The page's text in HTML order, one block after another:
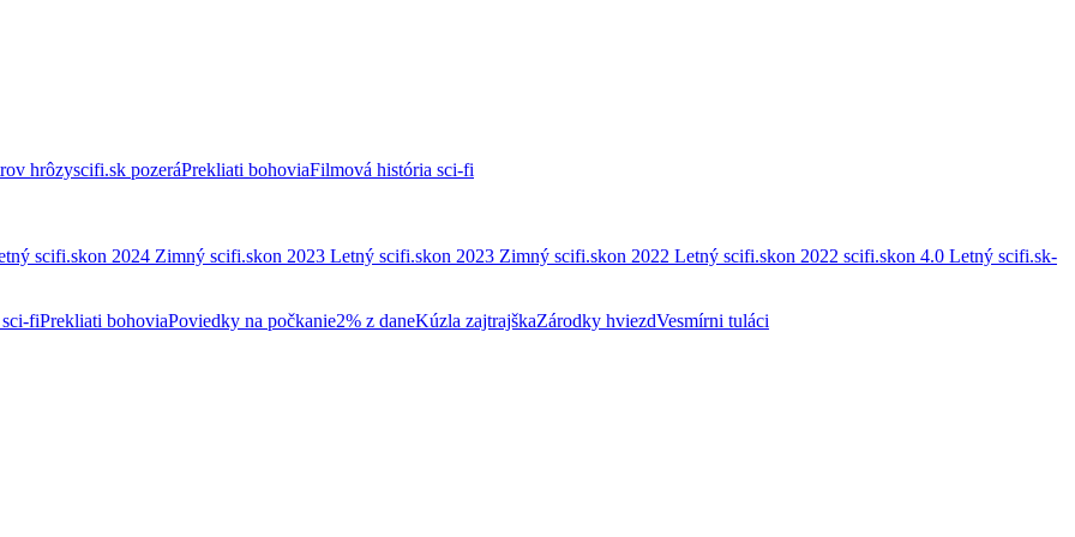
hrôzyscifi.sk pozeráPrekliati bohoviaFilmová história sci-fi
scifi.skon 2024 Zimný scifi.skon 2023 Letný scifi.skon 2023 Zimný scifi.skon 2022 Letný scifi.skon 2022 scifi.skon 4.0 Letný scifi.sk-
fiPrekliati bohoviaPoviedky na počkanie2% z daneKúzla zajtrajškaZárodky hviezdVesmírni tuláci